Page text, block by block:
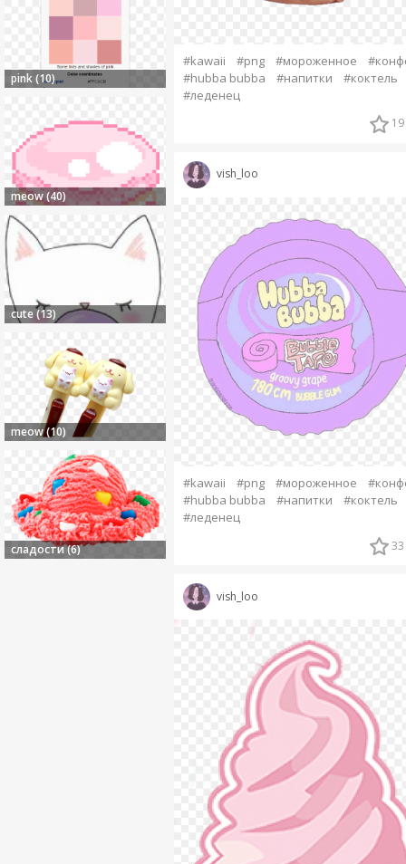
pink (10)
meow (40)
cute (13)
meow (10)
сладости (6)
#kawaii #png #мороженное
#hubba bubba
#напитки
#коктель
#леденец
19
vish_loo
#kawaii #png #мороженное
#hubba bubba
#напитки
#коктель
#леденец
33
vish_loo